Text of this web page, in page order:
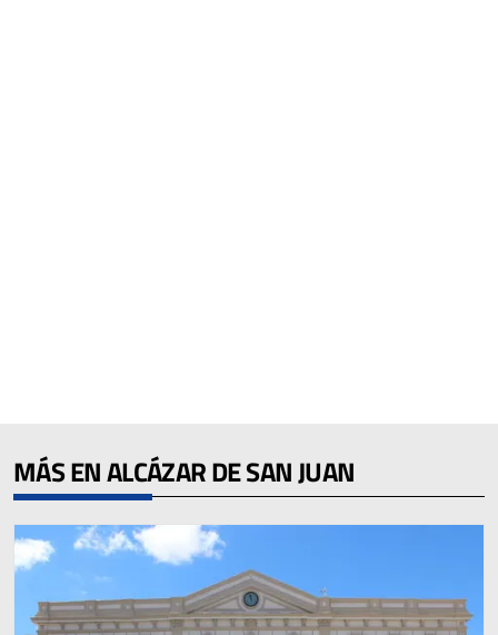
MÁS EN ALCÁZAR DE SAN JUAN